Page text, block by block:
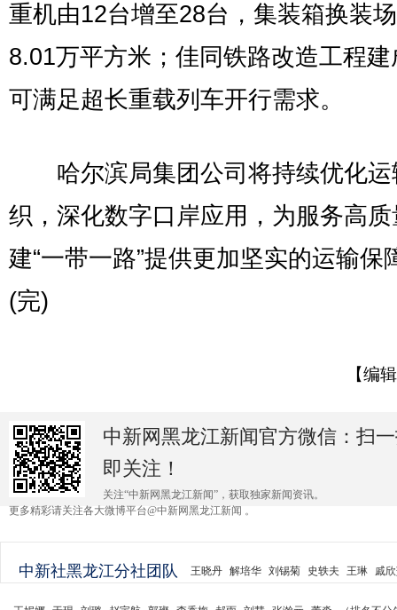
重机由12台增至28台，集装箱换装
8.01万平方米；佳同铁路改造工程
可满足超长重载列车开行需求。
哈尔滨局集团公司将持续优化运
织，深化数字口岸应用，为服务高
建“一带一路”提供更加坚实的运输保
(完)
【编
中新网黑龙江新闻官方微信：扫
即关注！
关注“中新网黑龙江新闻”，获取独家新闻资讯。
更多精彩请关注各大微博平台@中新网黑龙江新闻 。
中新社黑龙江分社团队 王晓丹 解培华 刘锡菊 史轶夫 王琳 戚